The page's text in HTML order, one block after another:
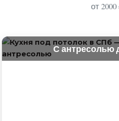
от
С антресолью